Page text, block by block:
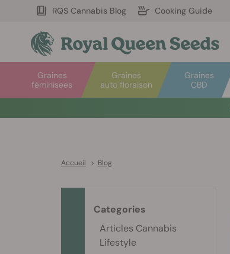
RQS Cannabis Blog Cooking Guide
Graines
auto floraison
Graines
féminisees
Graines
CBD
Accueil > Blog
Categories
Articles Cannabis
Lifestyle